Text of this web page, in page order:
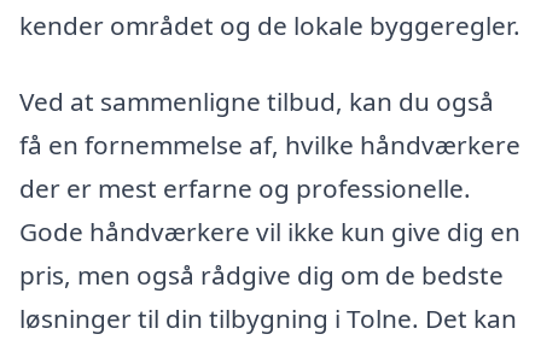
kender området og de lokale byggeregler.
Ved at sammenligne tilbud, kan du også
få en fornemmelse af, hvilke håndværkere
der er mest erfarne og professionelle.
Gode håndværkere vil ikke kun give dig en
pris, men også rådgive dig om de bedste
løsninger til din tilbygning i Tolne. Det kan